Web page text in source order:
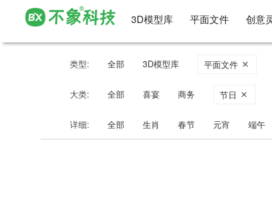
3D模型库 平面文件 创意
类型: 全部 3D模型库 平面文件
大类: 全部 喜宴 商务 节日
详细: 全部 生肖 春节 元宵 端午